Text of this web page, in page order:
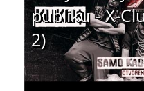
publiku - X-
2)